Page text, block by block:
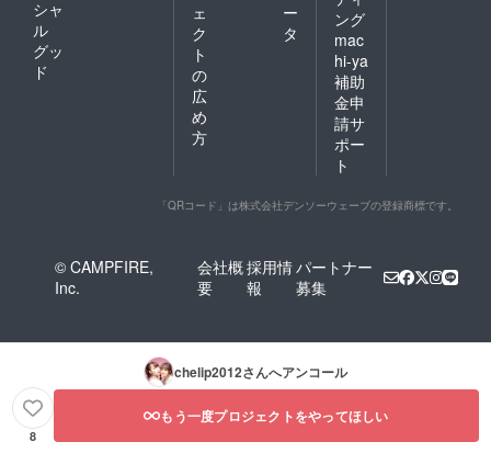
シャ
ル
グッ
ド
ェ
ク
ト
の
広
め
方
ー
タ
ング
mac
hi-ya
補助
金申
請サ
ポー
ト
「QRコード」は株式会社デンソーウェーブの登録商標です。
© CAMPFIRE,
Inc.
会社概
要
採用情
報
パートナー
募集
chelip2012さんへアンコール
8
もう一度プロジェクトをやってほしい